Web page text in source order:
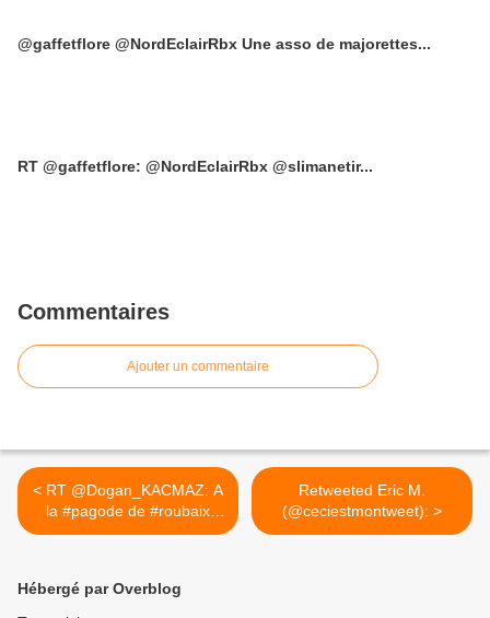
@gaffetflore @NordEclairRbx Une asso de majorettes...
RT @gaffetflore: @NordEclairRbx @slimanetir...
Commentaires
Ajouter un commentaire
< RT @Dogan_KACMAZ: A
la #pagode de #roubaix
en...
Retweeted Eric M.
(@ceciestmontweet): >
Hébergé par Overblog